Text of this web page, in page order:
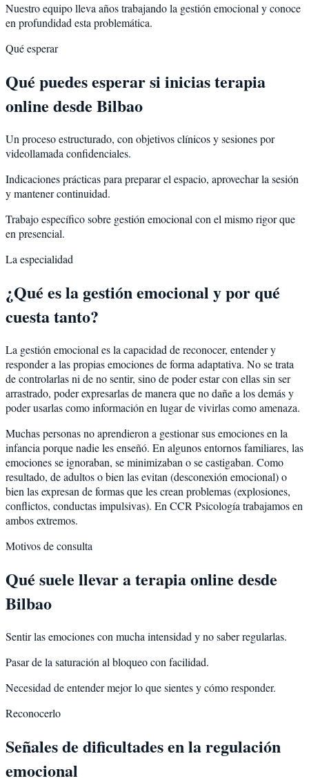
Nuestro equipo lleva años trabajando la gestión emocional y conoce
en profundidad esta problemática.
Qué esperar
Qué puedes esperar si inicias terapia
online desde Bilbao
Un proceso estructurado, con objetivos clínicos y sesiones por
videollamada confidenciales.
Indicaciones prácticas para preparar el espacio, aprovechar la sesión
y mantener continuidad.
Trabajo específico sobre gestión emocional con el mismo rigor que
en presencial.
La especialidad
¿Qué es la gestión emocional y por qué
cuesta tanto?
La gestión emocional es la capacidad de reconocer, entender y
responder a las propias emociones de forma adaptativa. No se trata
de controlarlas ni de no sentir, sino de poder estar con ellas sin ser
arrastrado, poder expresarlas de manera que no dañe a los demás y
poder usarlas como información en lugar de vivirlas como amenaza.
Muchas personas no aprendieron a gestionar sus emociones en la
infancia porque nadie les enseñó. En algunos entornos familiares, las
emociones se ignoraban, se minimizaban o se castigaban. Como
resultado, de adultos o bien las evitan (desconexión emocional) o
bien las expresan de formas que les crean problemas (explosiones,
conflictos, conductas impulsivas). En CCR Psicología trabajamos en
ambos extremos.
Motivos de consulta
Qué suele llevar a terapia online desde
Bilbao
Sentir las emociones con mucha intensidad y no saber regularlas.
Pasar de la saturación al bloqueo con facilidad.
Necesidad de entender mejor lo que sientes y cómo responder.
Reconocerlo
Señales de dificultades en la regulación
emocional